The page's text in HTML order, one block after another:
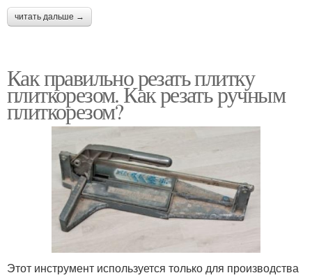
читать дальше →
Как правильно резать плитку
плиткорезом. Как резать ручным
плиткорезом?
Этот инструмент используется только для производства